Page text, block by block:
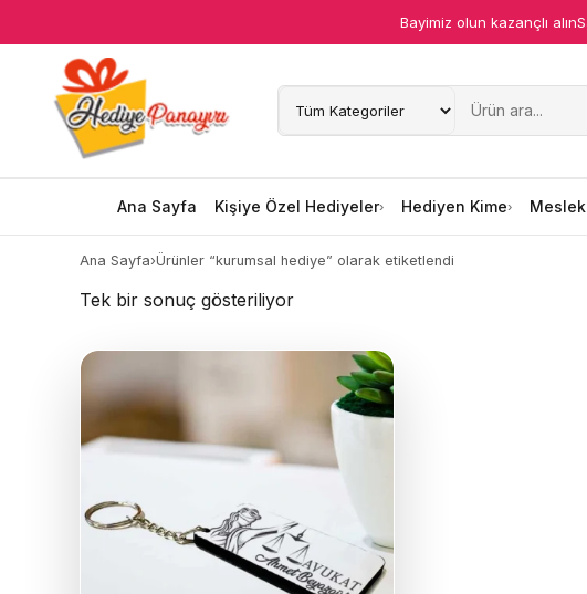
Bayimiz olun kazançlı alın
Ana Sayfa Kişiye Özel Hediyeler Hediyen Kime
Ana Sayfa
Kişiye Özel Hediyeler
Hediyen Kime
Mesleklere Özel Hediyeler
Öğrenci Motivasyon Hediyeleri
Ana Sayfa›Ürünler “kurumsal hediye” olarak etiketlendi
Tek bir sonuç gösteriliyor